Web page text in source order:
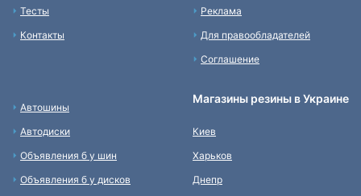
Тесты
Контакты
Реклама
Для правообладателей
Соглашение
Автошины
Автодиски
Объявления б у шин
Объявления б у дисков
Магазины резины в Украине
Киев
Харьков
Днепр